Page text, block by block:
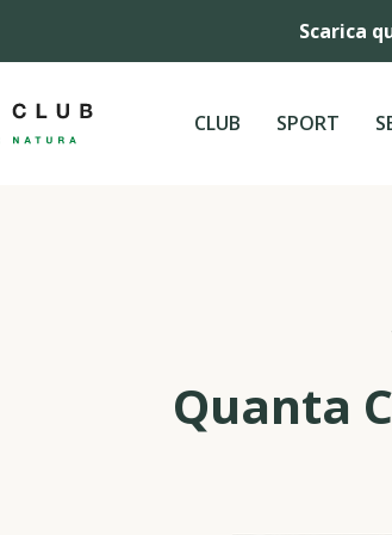
Scarica
CLUB SPORT
Quanta